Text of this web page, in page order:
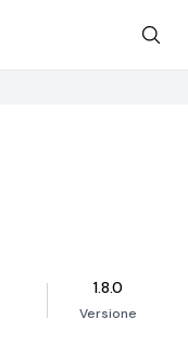
1.8.0
Versione